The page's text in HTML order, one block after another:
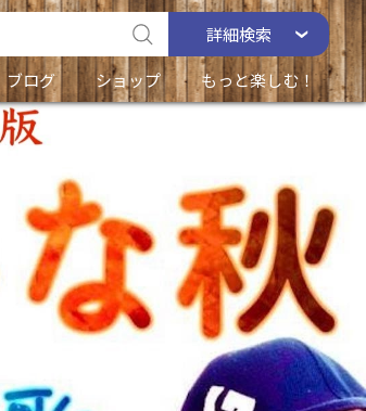
詳細検索
ブログ ショップ もっと楽しむ！